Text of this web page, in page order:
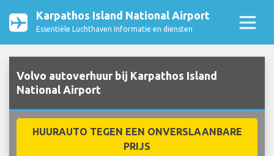
Karpathos Island National Airport
Essentiële Luchthaven Informatie en diensten
Volvo autoverhuur bij Karpathos Island
National Airport
HUURAUTO TEGEN EEN ONVERSLAANBARE
PRIJS